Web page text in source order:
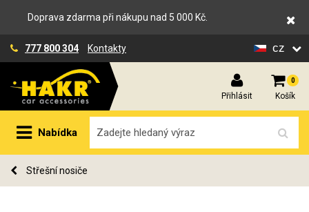
Doprava zdarma při nákupu nad 5 000 Kč.
777 800 304 Kontakty cz
Přihlásit
0
Košík
Nabídka
Střešní nosiče